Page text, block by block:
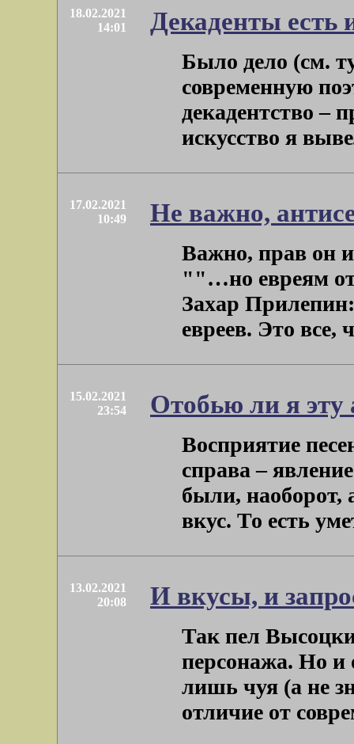
18.02.2021
14:01
Декаденты есть
Было дело (см.
современную
декадентство –
искусство я
17.02.2021
10:49
Не важно,
Важно, прав он
""…но евреям
Захар
евреев. Это все,
15.02.2021
23:54
Отобью ли я эту
Восприятие
справа –
были, наоборот,
вкус. То есть
13.02.2021
20:08
И вкусы, и
Так пел
персонажа. Но и
лишь чуя (а не
отличие от